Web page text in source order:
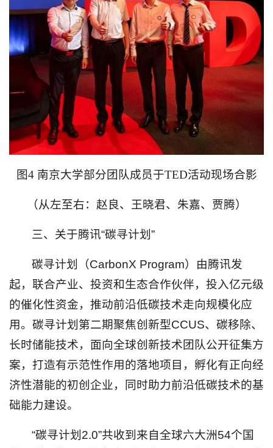
图4 南京大学部分团队成员于TED活动现场合影
（从左至右：赵良、王晓君、朱嘉、贾腾）
三、关于腾讯“碳寻计划”
碳寻计划（CarbonX Program）由腾讯发
起，联合产业、投资和生态合作伙伴，投入亿元级
的催化性资金，推动前沿低碳技术走向规模化应
用。碳寻计划第二期聚焦创新型CCUS、碳移除、
长时储能技术，面向全球创新技术团队公开征集方
案，打造有示范性作用的落地项目，孵化有正向经
济性潜能的初创企业，同时助力前沿低碳技术的基
础能力建设。
“碳寻计划2.0”共收到来自全球六大洲54个国